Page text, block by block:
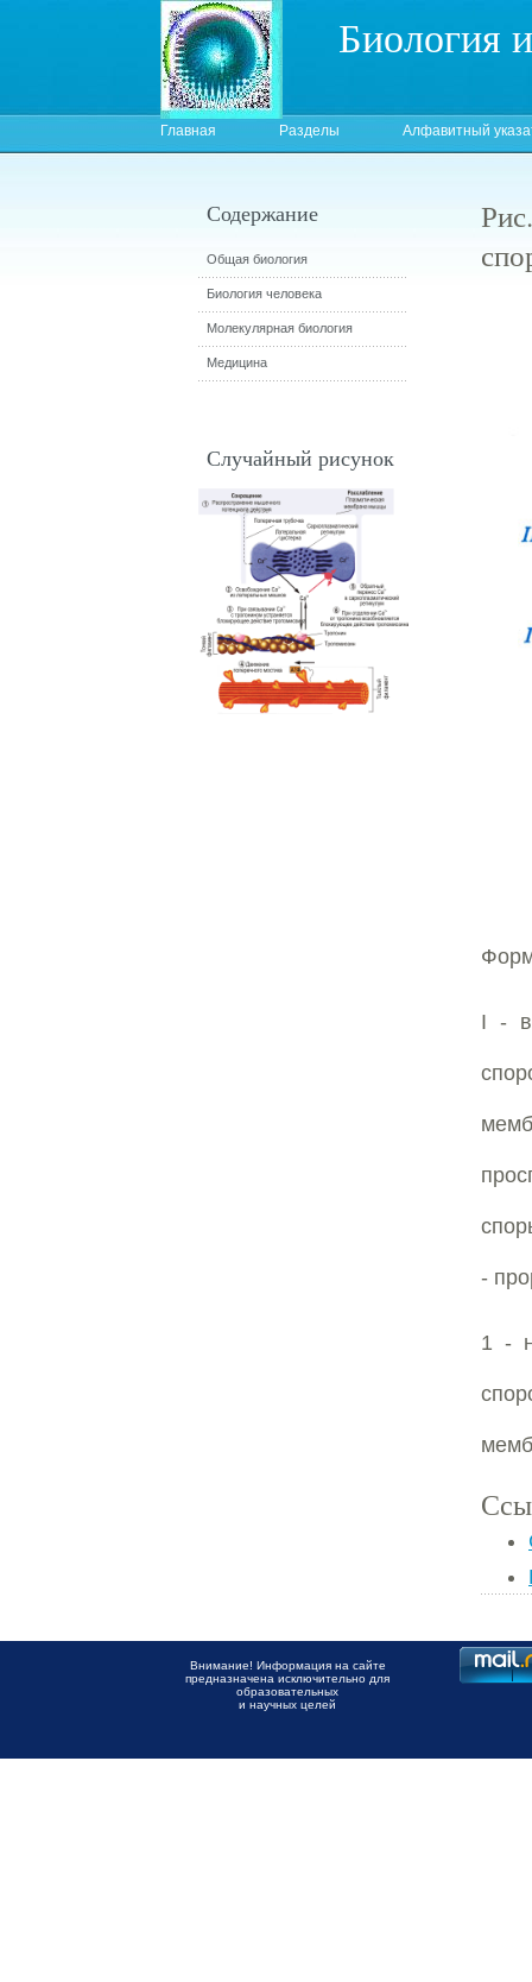
Биология
Главная Разделы Алфавитный
I -
-
1 -
Содержание
Общая биология
Биология человека
Молекулярная биология
Медицина
Случайный рисунок
Внимание! Информация на сайте
предназначена исключительно для
образовательных
и научных целей